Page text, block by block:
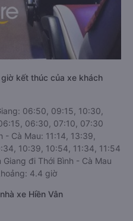
kết thúc của xe khách
06:50, 09:15, 10:30,
06:30, 07:10, 07:30
- Cà Mau: 11:14, 13:39,
10:39, 10:54, 11:34, 11:54
đi Thới Bình - Cà Mau
4.4 giờ
xe Hiền Vân